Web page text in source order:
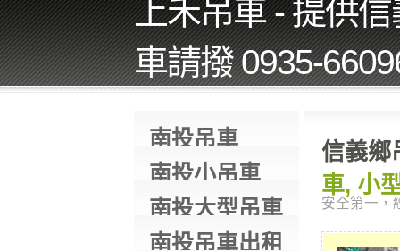
上禾吊車 - 提供
車請撥 0935-
南投吊車
南投小吊車
南投大型吊車
南投吊車出租
信義
車, 小
安全第一，